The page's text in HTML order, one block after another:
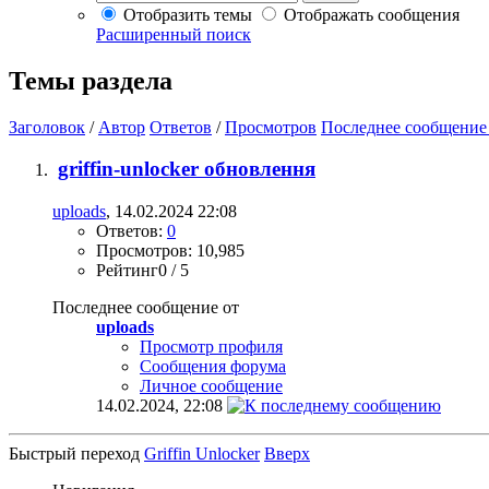
Отобразить темы
Отображать сообщения
Расширенный поиск
Темы раздела
Заголовок / Автор Ответов /Просмотров Последнее сообщение
griffin-unlocker обновлення
uploads, 14.02.2024 22:08
Ответов: 0
Просмотров: 10,985
Рейтинг0 / 5
Последнее сообщение от
uploads
Просмотр профиля
Сообщения форума
Личное сообщение
14.02.2024, 22:08
Быстрый переход Griffin Unlocker Вверх